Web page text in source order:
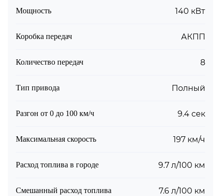
Мощность 140 кВт
Коробка передач АКПП
Количество передач 8
Тип привода Полный
Разгон от 0 до 100 км/ч 9.4 сек
Максимальная скорость 197 км/ч
Расход топлива в городе 9.7 л/100 км
Смешанный расход топлива 7.6 л/100 км